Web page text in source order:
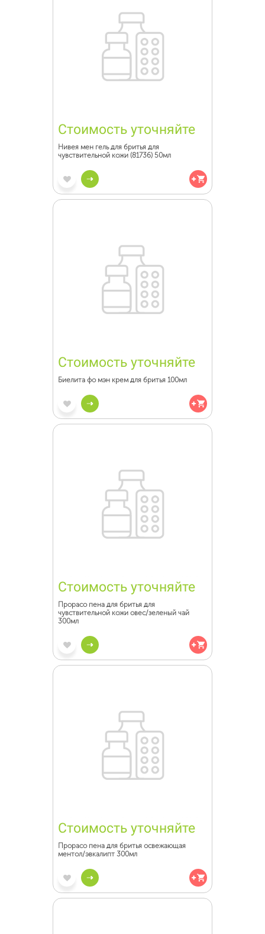
Стоимость уточняйте
Нивея мен гель для бритья для
чувствительной кожи (81736) 50мл
Стоимость уточняйте
Биелита фо мэн крем для бритья 100мл
Стоимость уточняйте
Прорасо пена для бритья для
чувствительной кожи овес/зеленый чай
300мл
Стоимость уточняйте
Прорасо пена для бритья освежающая
ментол/эвкалипт 300мл